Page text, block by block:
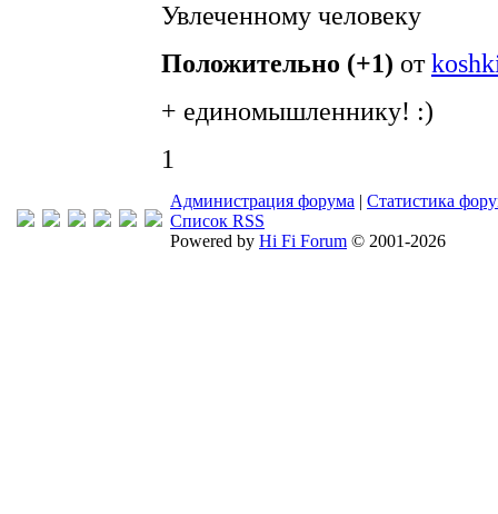
Увлеченному человеку
Положительно (+1) от
+ единомышленнику! :)
1
Администрация форума | Статистика
Список RSS
Powered by Hi Fi Forum © 2001-2026